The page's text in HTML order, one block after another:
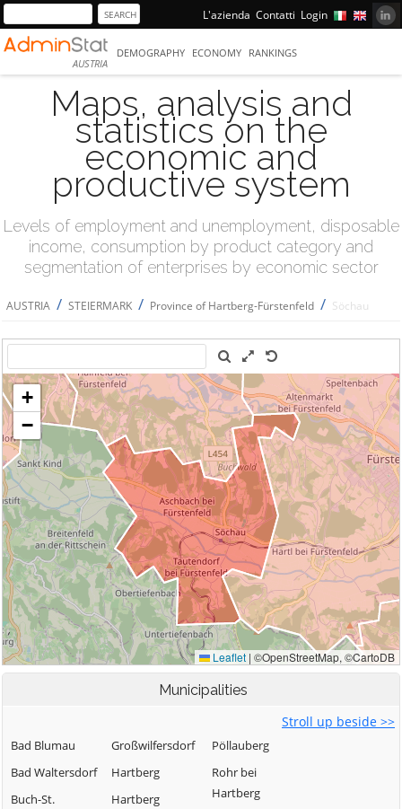
L'azienda Contatti Login
AUSTRIA
DEMOGRAPHY ECONOMY RANKINGS
Maps, analysis and
statistics on the
economic and
productive system
Levels of employment and unemployment, disposable
income, consumption by product category and
segmentation of enterprises by economic sector
AUSTRIA / STEIERMARK / Province of Hartberg-Fürstenfeld / Söchau
Municipalities
Stroll up beside >>
Bad Blumau
Bad Waltersdorf
Buch-St.
Großwilfersdorf
Hartberg
Hartberg
Pöllauberg
Rohr bei
Hartberg